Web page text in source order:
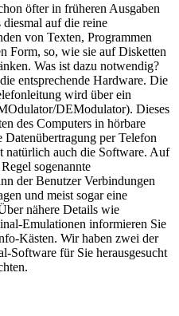
öfter in früheren Ausgaben
auf die reine
von Texten, Programmen
Form, so, wie sie auf Disketten
Was ist dazu notwendig?
entsprechende Hardware. Die
wird über ein
DEModulator). Dieses
des Computers in hörbare
per Telefon
natürlich auch die Software. Auf
sogenannte
der Benutzer Verbindungen
und meist sogar eine
nähere Details wie
Emulationen informieren Sie
Kästen. Wir haben zwei der
Software für Sie herausgesucht